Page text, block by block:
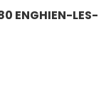
ENGHIEN-LES-